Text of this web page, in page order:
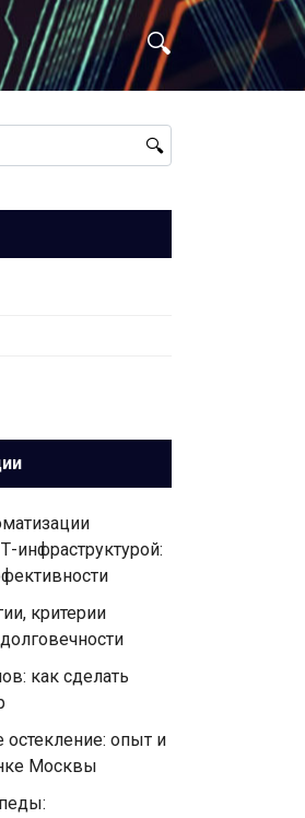
инфраструктурой:
критерии
как сделать
опыт и
Москвы